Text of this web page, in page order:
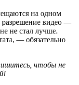
на одном
разрешение видео —
не стал лучше.
— обязательно
чтобы не